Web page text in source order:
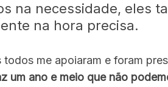
na necessidade, eles
na hora precisa.
me apoiaram e foram
um ano e meio que não